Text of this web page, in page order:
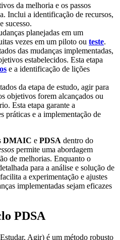
da melhoria e os passos
Inclui a identificação de recursos,
sucesso.
planejadas em um
vezes em um piloto ou teste.
das mudanças implementadas,
estabelecidos. Esta etapa
e a identificação de lições
da etapa de estudo, agir para
objetivos forem alcançados ou
Esta etapa garante a
práticas e a implementação de
DMAIC e PDSA dentro do
permite uma abordagem
de melhorias. Enquanto o
para a análise e solução de
a experimentação e ajustes
implementadas sejam eficazes
PDSA
Agir) é um método robusto